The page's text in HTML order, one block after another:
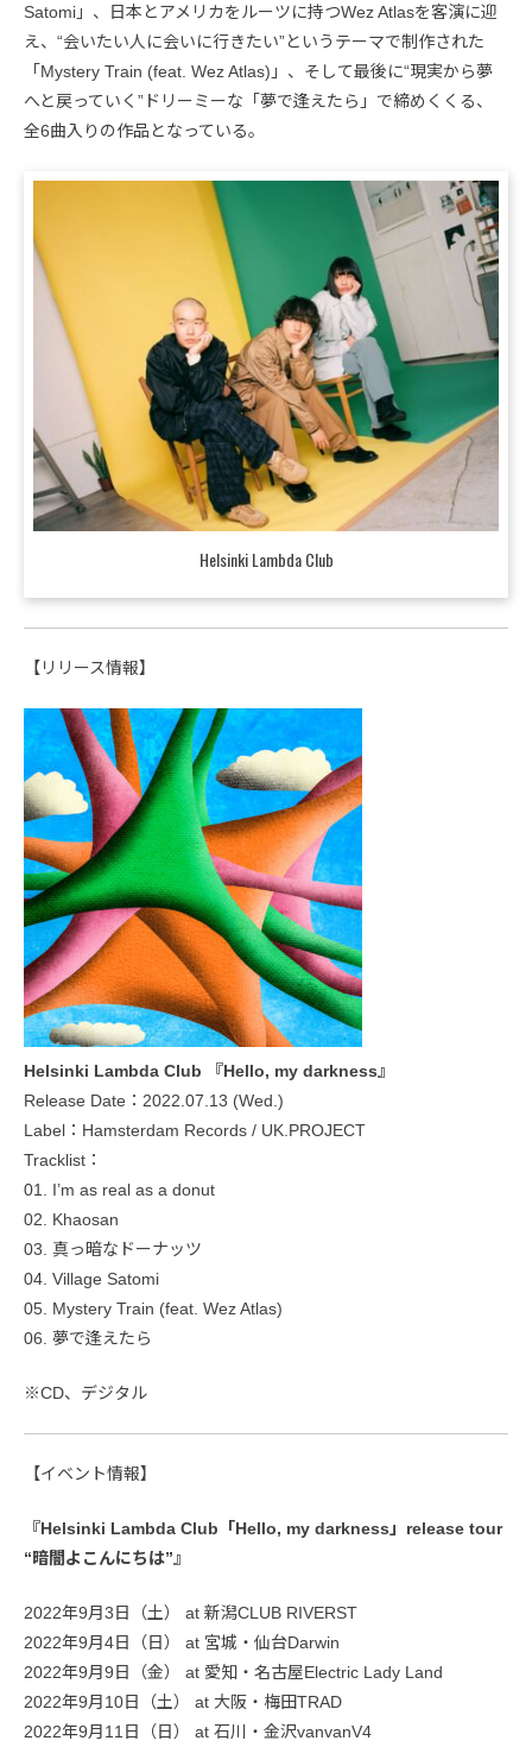
Satomi」、日本とアメリカをルーツに持つWez Atlasを客演に迎
え、“会いたい人に会いに行きたい”というテーマで制作された
「Mystery Train (feat. Wez Atlas)」、そして最後に“現実から夢
へと戻っていく”ドリーミーな「夢で逢えたら」で締めくくる、
全6曲入りの作品となっている。
Helsinki Lambda Club
【リリース情報】
Helsinki Lambda Club 『Hello, my darkness』
Release Date：2022.07.13 (Wed.)
Label：Hamsterdam Records / UK.PROJECT
Tracklist：
01. I’m as real as a donut
02. Khaosan
03. 真っ暗なドーナッツ
04. Village Satomi
05. Mystery Train (feat. Wez Atlas)
06. 夢で逢えたら
※CD、デジタル
【イベント情報】
『Helsinki Lambda Club「Hello, my darkness」release tour
“暗闇よこんにちは”』
2022年9月3日（土） at 新潟CLUB RIVERST
2022年9月4日（日） at 宮城・仙台Darwin
2022年9月9日（金） at 愛知・名古屋Electric Lady Land
2022年9月10日（土） at 大阪・梅田TRAD
2022年9月11日（日） at 石川・金沢vanvanV4